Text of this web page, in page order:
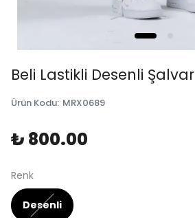
Beli Lastikli Desenli Şalvar
Ürün Kodu: MRX0689
₺ 800.00
Renk
Desenli